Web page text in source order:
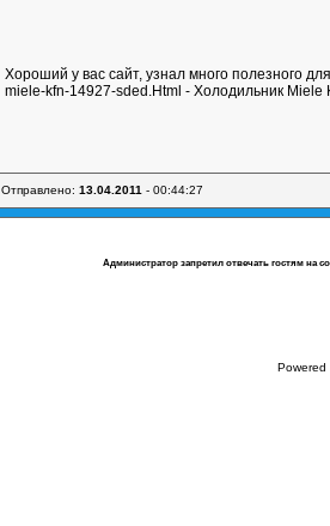
Хороший у вас сайт, узнал много полезного
miele-kfn-14927-sded.Html - Холодильник
Отправлено: 13.04.2011 - 00:44:27
Администратор запретил отвечать гостям на